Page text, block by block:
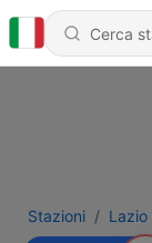
Stazioni Lazio